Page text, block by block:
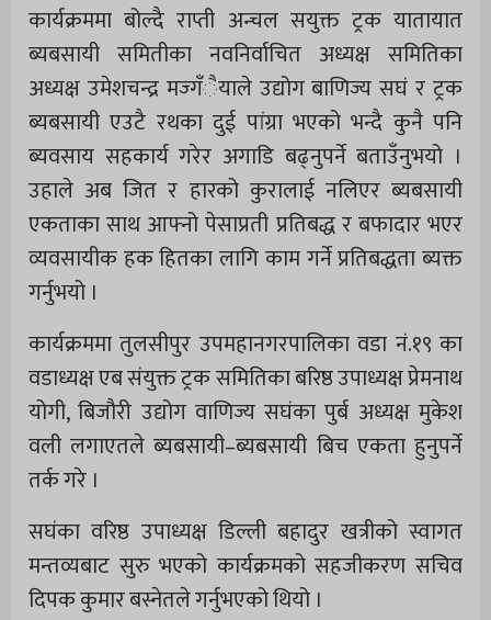
कार्यक्रममा बोल्दै राप्ती अन्चल सयुक्त ट्रक यातायात
ब्यबसायी समितीका नवनिर्वाचित अध्यक्ष समितिका
अध्यक्ष उमेशचन्द्र मज्गँैयाले उद्योग बाणिज्य सघं र ट्रक
ब्यबसायी एउटै रथका दुई पांग्रा भएको भन्दै कुनै पनि
ब्यवसाय सहकार्य गरेर अगाडि बढ्नुपर्ने बताउँनुभयो ।
उहाले अब जित र हारको कुरालाई नलिएर ब्यबसायी
एकताका साथ आफ्नो पेसाप्रती प्रतिबद्ध र बफादार भएर
व्यवसायीक हक हितका लागि काम गर्ने प्रतिबद्धता ब्यक्त
गर्नुभयो ।
कार्यक्रममा तुलसीपुर उपमहानगरपालिका वडा नं.१९ का
वडाध्यक्ष एब संयुक्त ट्रक समितिका बरिष्ठ उपाध्यक्ष प्रेमनाथ
योगी, बिजौरी उद्योग वाणिज्य सघंका पुर्ब अध्यक्ष मुकेश
वली लगाएतले ब्यबसायी–ब्यबसायी बिच एकता हुनुपर्ने
तर्क गरे ।
सघंका वरिष्ठ उपाध्यक्ष डिल्ली बहादुर खत्रीको स्वागत
मन्तव्यबाट सुरु भएको कार्यक्रमको सहजीकरण सचिव
दिपक कुमार बस्नेतले गर्नुभएको थियो ।